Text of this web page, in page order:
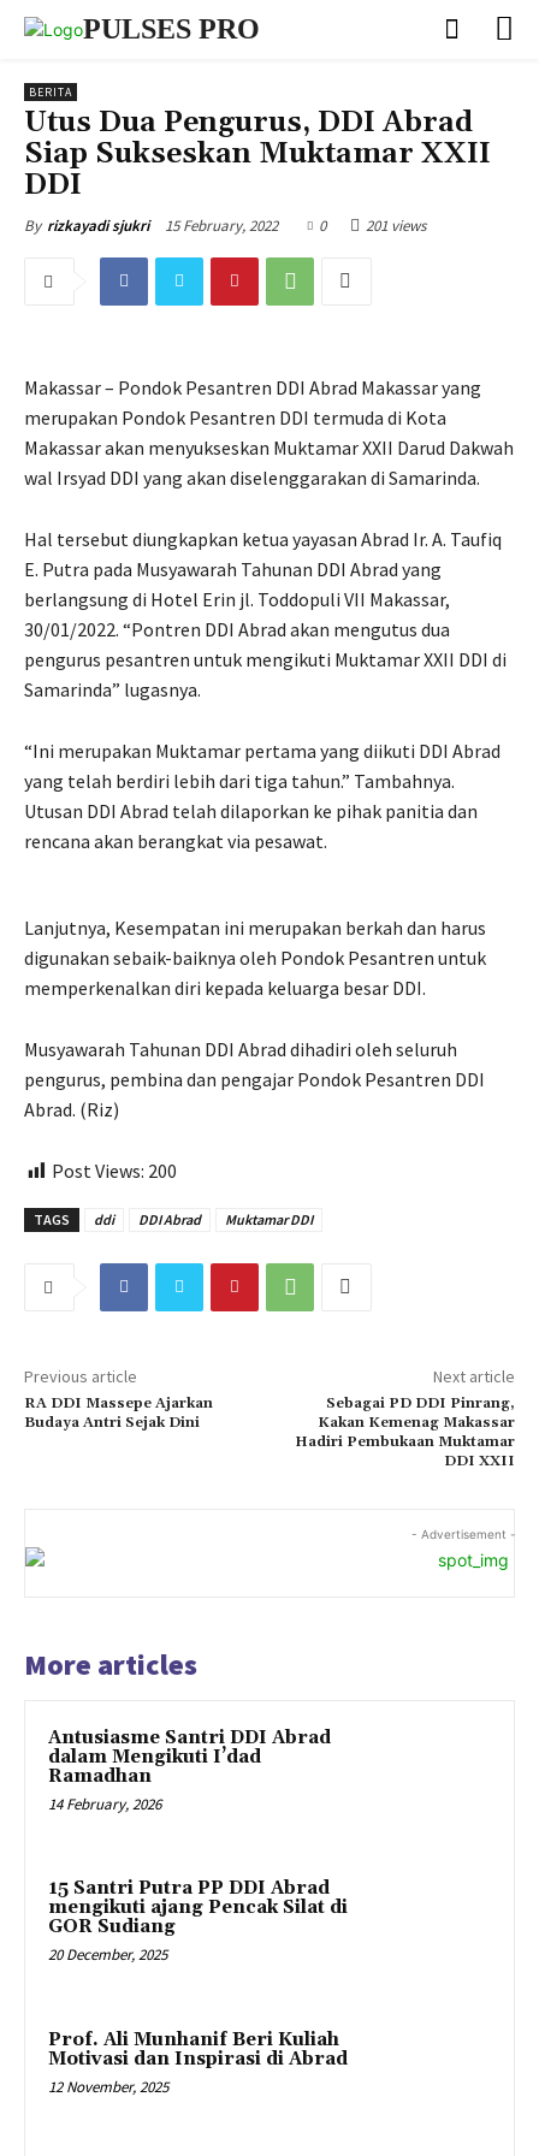
PULSES PRO
BERITA
Utus Dua Pengurus, DDI Abrad
Siap Sukseskan Muktamar XXII
DDI
By rizkayadi sjukri 15 February, 2022 0 201 views
Makassar – Pondok Pesantren DDI Abrad Makassar yang
merupakan Pondok Pesantren DDI termuda di Kota
Makassar akan menyukseskan Muktamar XXII Darud Dakwah
wal Irsyad DDI yang akan diselenggarakan di Samarinda.
Hal tersebut diungkapkan ketua yayasan Abrad Ir. A. Taufiq
E. Putra pada Musyawarah Tahunan DDI Abrad yang
berlangsung di Hotel Erin jl. Toddopuli VII Makassar,
30/01/2022. “Pontren DDI Abrad akan mengutus dua
pengurus pesantren untuk mengikuti Muktamar XXII DDI di
Samarinda” lugasnya.
“Ini merupakan Muktamar pertama yang diikuti DDI Abrad
yang telah berdiri lebih dari tiga tahun.” Tambahnya.
Utusan DDI Abrad telah dilaporkan ke pihak panitia dan
rencana akan berangkat via pesawat.
Lanjutnya, Kesempatan ini merupakan berkah dan harus
digunakan sebaik-baiknya oleh Pondok Pesantren untuk
memperkenalkan diri kepada keluarga besar DDI.
Musyawarah Tahunan DDI Abrad dihadiri oleh seluruh
pengurus, pembina dan pengajar Pondok Pesantren DDI
Abrad. (Riz)
Post Views: 200
TAGS ddi DDI Abrad Muktamar DDI
Previous article
RA DDI Massepe Ajarkan
Budaya Antri Sejak Dini
Next article
Sebagai PD DDI Pinrang,
Kakan Kemenag Makassar
Hadiri Pembukaan Muktamar
DDI XXII
- Advertisement -
More articles
Antusiasme Santri DDI Abrad
dalam Mengikuti I’dad
Ramadhan
14 February, 2026
15 Santri Putra PP DDI Abrad
mengikuti ajang Pencak Silat di
GOR Sudiang
20 December, 2025
Prof. Ali Munhanif Beri Kuliah
Motivasi dan Inspirasi di Abrad
12 November, 2025